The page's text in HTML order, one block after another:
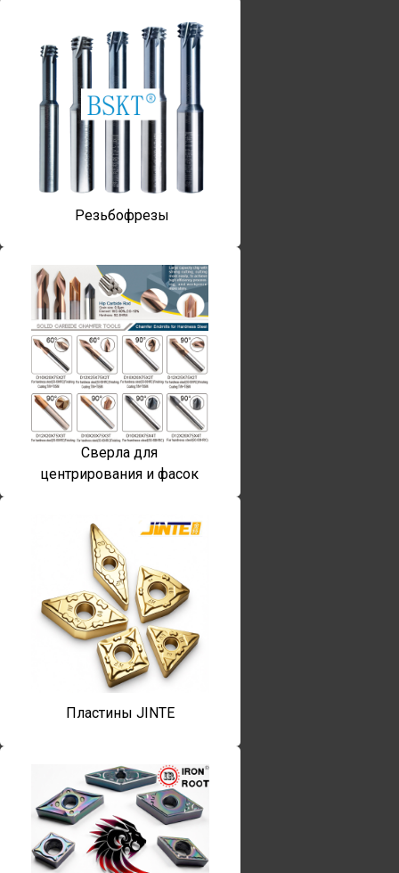
Резьбофрезы
Сверла для
центрирования и фасок
Пластины JINTE